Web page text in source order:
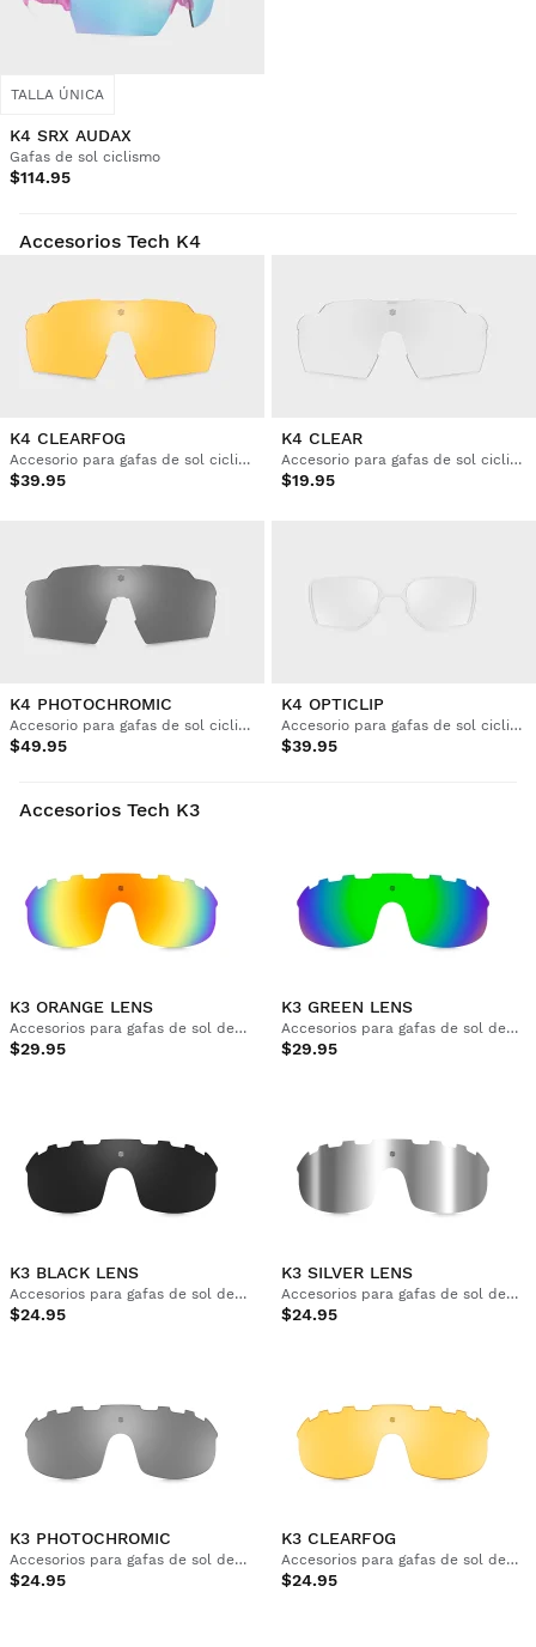
TALLA ÚNICA
K4 SRX AUDAX
Gafas de sol ciclismo
$114.95
Accesorios Tech K4
K4 CLEARFOG
Accesorio para gafas de sol ciclismo
$39.95
K4 CLEAR
Accesorio para gafas de sol ciclismo
$19.95
K4 PHOTOCHROMIC
Accesorio para gafas de sol ciclismo
$49.95
K4 OPTICLIP
Accesorio para gafas de sol ciclismo
$39.95
Accesorios Tech K3
K3 ORANGE LENS
Accesorios para gafas de sol deportivas
$29.95
K3 GREEN LENS
Accesorios para gafas de sol deportivas
$29.95
K3 BLACK LENS
Accesorios para gafas de sol deportivas
$24.95
K3 SILVER LENS
Accesorios para gafas de sol deportivas
$24.95
K3 PHOTOCHROMIC
Accesorios para gafas de sol deportivas
$24.95
K3 CLEARFOG
Accesorios para gafas de sol deportivas
$24.95